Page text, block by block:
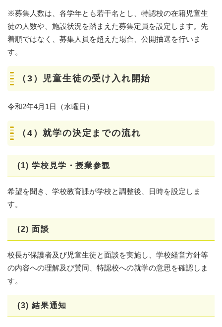
※募集人数は、各学年とも若干名とし、特認校の在籍児童生
徒の人数や、施設状況を踏まえた募集定員を設定します。先
着順ではなく、募集人員を超えた場合、公開抽選を行いま
す。
（3）児童生徒の受け入れ開始
令和2年4月1日（水曜日）
（4）就学の決定までの流れ
(1) 学校見学・授業参観
希望を聞き、学校教育課が学校と調整後、日時を設定しま
す。
(2) 面談
校長が保護者及び児童生徒と面談を実施し、学校経営方針等
の内容への理解及び賛同、特認校への就学の意思を確認しま
す。
(3) 結果通知